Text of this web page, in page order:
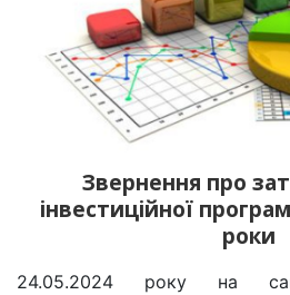
Звернення про
інвестиційної
роки
24.05.2024 року на